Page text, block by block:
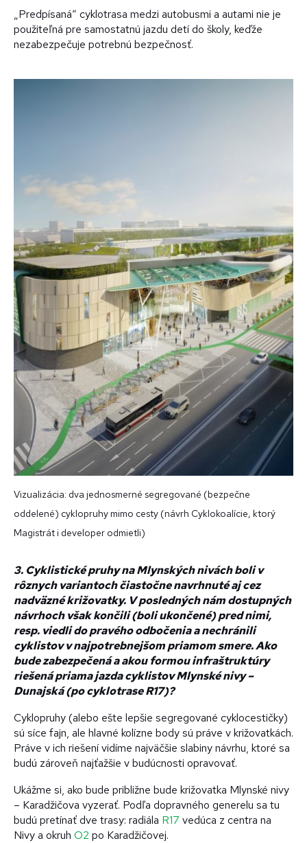
„Predpísaná“ cyklotrasa medzi autobusmi a autami nie je
použiteľná pre samostatnú jazdu detí do školy, keďže
nezabezpečuje potrebnú bezpečnosť.
Vizualizácia: dva jednosmerné segregované (bezpečne
oddelené) cyklopruhy mimo cesty (návrh Cyklokoalície, ktorý
Magistrát i developer odmietli)
3. Cyklistické pruhy na Mlynských nivách boli v
rôznych variantoch čiastočne navrhnuté aj cez
nadväzné križovatky. V posledných nám dostupných
návrhoch však končili (boli ukončené) pred nimi,
resp. viedli do pravého odbočenia a nechránili
cyklistov v najpotrebnejšom priamom smere. Ako
bude zabezpečená a akou formou infraštruktúry
riešená priama jazda cyklistov Mlynské nivy –
Dunajská (po cyklotrase R17)?
Cyklopruhy (alebo ešte lepšie segregované cyklocestičky)
sú síce fajn, ale hlavné kolízne body sú práve v križovatkách.
Práve v ich riešení vidíme najväčšie slabiny návrhu, ktoré sa
budú zároveň najťažšie v budúcnosti opravovať.
Ukážme si, ako bude približne bude križovatka Mlynské nivy
– Karadžičova vyzerať. Podľa dopravného generelu sa tu
budú pretínať dve trasy: radiála R17 vedúca z centra na
Nivy a okruh O2 po Karadžičovej.